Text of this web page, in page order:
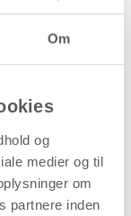
Om
og
medier og til
om
partnere inden
din ordre.